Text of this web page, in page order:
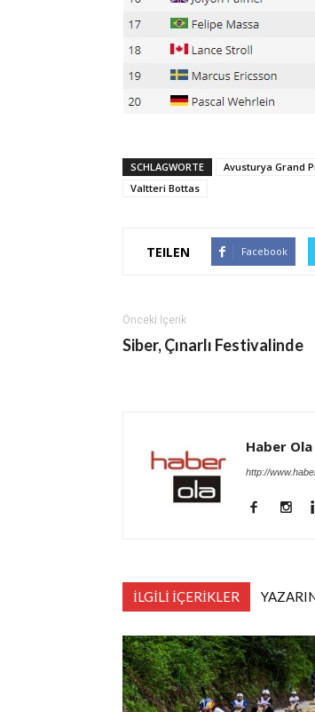
SCHLAGWORTE Avusturya Grand
Valtteri Bottas
TEILEN Facebook
Önceki İçerik
Siber, Çınarlı Festivalinde
Haber Ola
http://
İLGİLİ İÇERİKLER